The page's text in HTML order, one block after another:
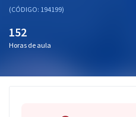
Blog
(CÓDIGO: 194199)
152
Horas de aula